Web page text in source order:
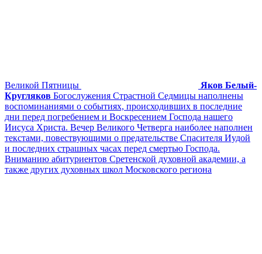
Великой Пятницы
Яков Белый-
Кругляков Богослужения Страстной Седмицы наполнены
воспоминаниями о событиях, происходивших в последние
дни перед погребением и Воскресением Господа нашего
Иисуса Христа. Вечер Великого Четверга наиболее наполнен
текстами, повествующими о предательстве Спасителя Иудой
и последних страшных часах перед смертью Господа.
Вниманию абитуриентов Сретенской духовной академии, а
также других духовных школ Московского региона